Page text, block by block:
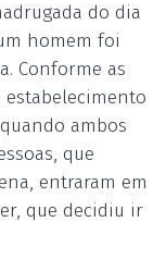
do dia
homem foi
Conforme as
estabelecimento
ambos
que
entraram em
que decidiu ir